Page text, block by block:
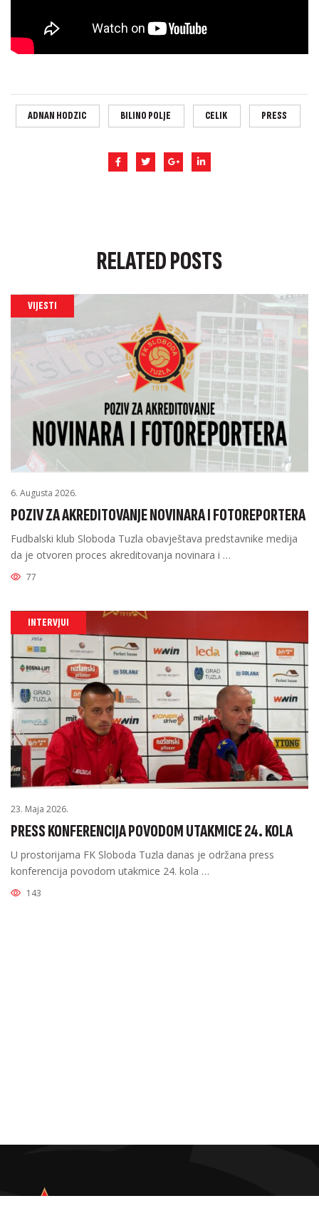
ADNAN HODZIC BILINO POLJE CELIK PRESS
RELATEDPOSTS
VIJESTI
6. Augusta 2026.
POZIV ZA AKREDITOVANJE NOVINARA I FOTOREPORTERA
Fudbalski klub Sloboda Tuzla obavještava predstavnike medija
da je otvoren proces akreditovanja novinara i …
77
INTERVJUI
23. Maja 2026.
PRESS KONFERENCIJA POVODOM UTAKMICE 24. KOLA
U prostorijama FK Sloboda Tuzla danas je održana press
konferencija povodom utakmice 24. kola …
143